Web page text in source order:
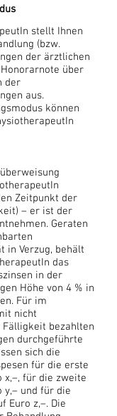
stellt Ihnen
(bzw.
der ärztlichen
über
der
aus.
können
Zeitpunkt der
– er ist der
Geraten
in Verzug, behält
das
in der
Höhe von 4 % in
Für im
nicht
bezahlten
durchgeführte
sich die
für die erste
x,–, für die zweite
y,– und für die
Euro z,–. Die